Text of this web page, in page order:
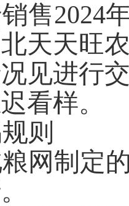
售2024
天天旺
见进行
看样。
则
网制定